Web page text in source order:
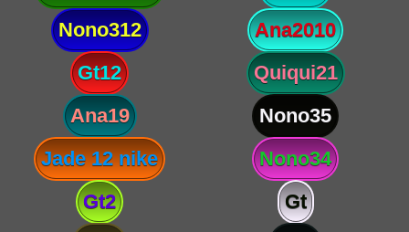
Nono312
Ana2010
Gt12
Quiqui21
Ana19
Nono35
Jade 12 nike
Nono34
Gt2
Gt